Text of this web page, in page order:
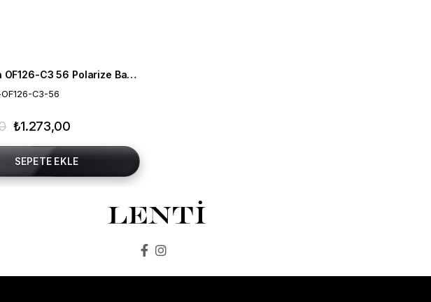
Mia Maria OF126-C3 56 Polarize Bayan Güneş Gözlüğü
C3-56
₺1.273,00
SEPETE EKLE